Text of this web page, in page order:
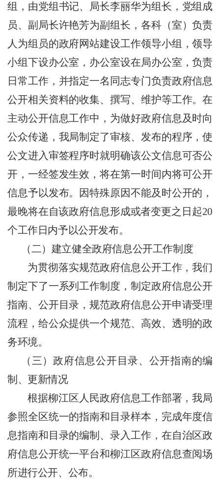
组，由党组书记、局长李丽华为组长，党组成
员、副局长许艳芳为副组长，各科（室）负责
人为组员的政府网站建设工作领导小组，领导
小组下设办公室，办公室设在局办公室，负责
日常工作，并指定一名同志专门负责政府信息
公开相关资料的收集、撰写、维护等工作。在
主动公开信息工作中，为做好政府信息及时向
公众传递，我局制定了审核、发布的程序，使
公文进入审签程序时就明确该公文信息可否公
开，一经签发生效，将在第一时间内将可公开
信息予以发布。因特殊原因不能及时公开的，
最晚将在自该政府信息形成或者变更之日起20
个工作日内予以公开发布。
（二）建立健全政府信息公开工作制度
为贯彻落实规范政府信息公开工作，我们
制定下了一系列工作制度，制定政府信息公开
指南、公开目录，规范政府信息公开申请受理
流程，给公众提供一个规范、高效、透明的政
务环境。
（三）政府信息公开目录、公开指南的编
制、更新情况
根据柳江区人民政府信息工作部署，我局
参照全区统一的指南和目录样本，完成年度信
息指南和目录的编制、录入工作，在自治区政
府信息公开统一平台和柳江区政府信息查阅场
所进行公开、公布。